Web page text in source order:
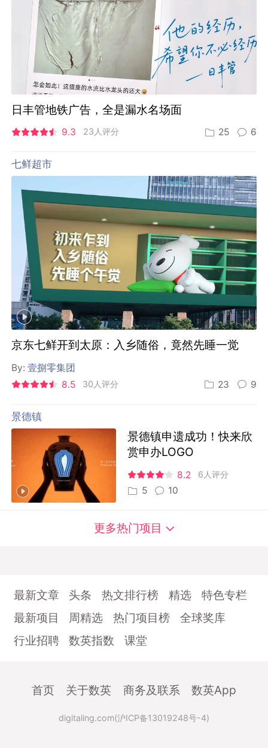
日丰管地铁广告，全是漏水名场面
9.3 23人评分 25 6
七鲜超市
京东七鲜开到太原：入乡随俗，竟然先睡一觉
By:壹捌零集团
8.5
30人评分 23 9
景德镇
景德镇申遗成功！快来欣
赏申办LOGO
8.2 6人评分
5 10
更多热门项目
最新文章 头条 热文排行榜 精选
特色专栏
最新项目
周精选 热门项目榜
全球奖库
行业招聘
数英指数 课堂
首页 关于数英 商务及联系 数英App
digitaling.com(沪ICP备13019248号-4)